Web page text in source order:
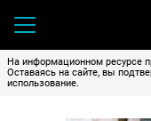
На информационном ресурсе
Оставаясь на сайте, вы
использование.